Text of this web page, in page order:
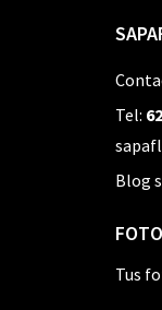
Tel:
Blog
Tus